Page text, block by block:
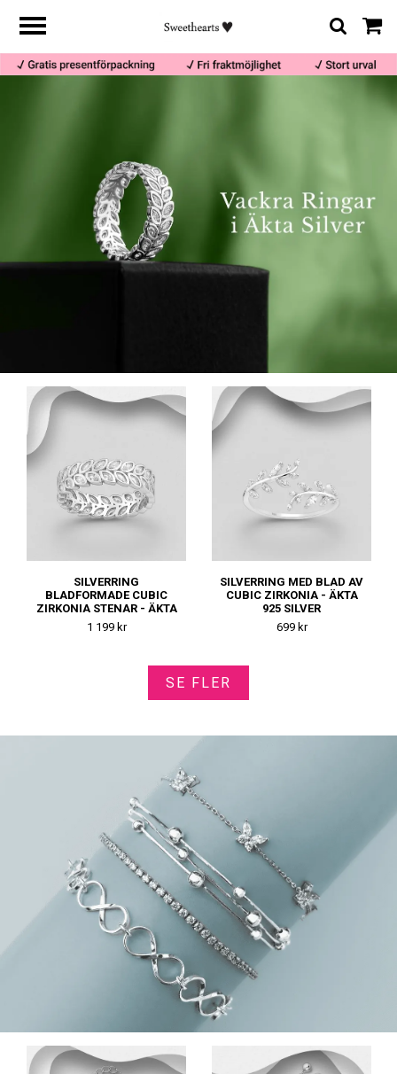
SILVERRING
BLADFORMADE CUBIC
ZIRKONIA STENAR - ÄKTA
925 SILVER
1 199 kr
SILVERRING MED BLAD AV
CUBIC ZIRKONIA - ÄKTA
925 SILVER
699 kr
SE FLER